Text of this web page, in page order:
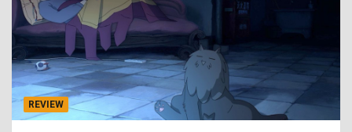
REVIEW